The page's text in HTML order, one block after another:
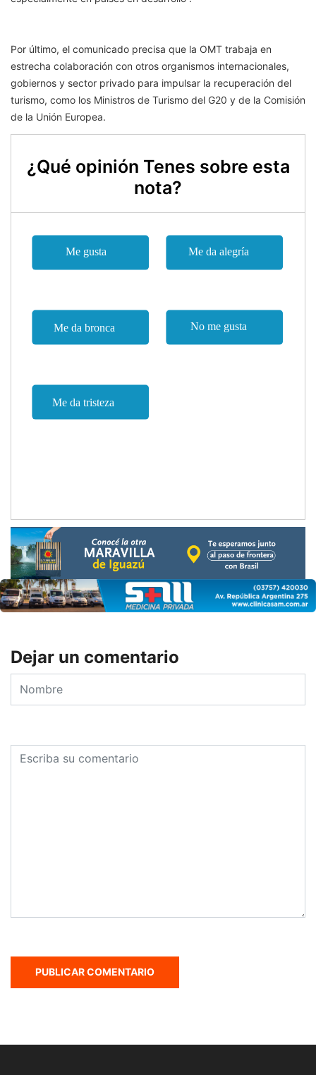
Por último, el comunicado precisa que la OMT trabaja en
estrecha colaboración con otros organismos internacionales,
gobiernos y sector privado para impulsar la recuperación del
turismo, como los Ministros de Turismo del G20 y de la Comisión
de la Unión Europea.
¿Qué opinión Tenes sobre esta
nota?
Dejar un comentario